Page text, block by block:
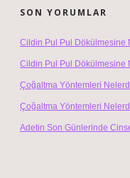
SON YORUMLAR
Cildin Pul Pul Dökülmesine
Cildin Pul Pul Dökülmesine
Çoğaltma Yöntemleri
Çoğaltma Yöntemleri
Adetin Son Günlerinde